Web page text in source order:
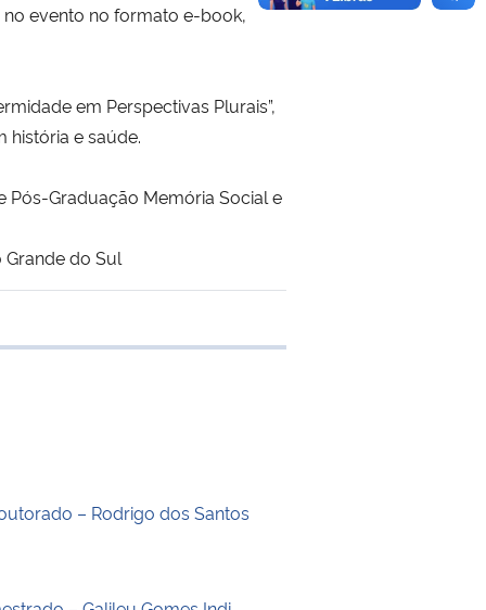
evento no formato e-book,
em Perspectivas Plurais”,
e saúde.
Pós-Graduação Memória Social e
do Sul
transferência
– Rodrigo dos Santos